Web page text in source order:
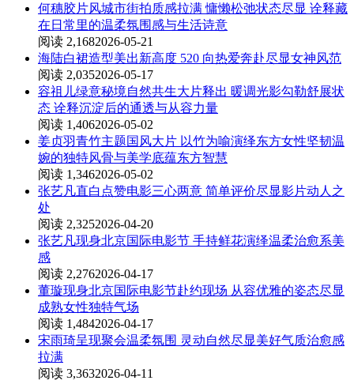
何穗胶片风城市街拍质感拉满 慵懒松弛状态尽显 诠释藏
在日常里的温柔氛围感与生活诗意
阅读 2,1682026-05-21
海陆白裙造型美出新高度 520 向热爱奔赴尽显女神风范
阅读 2,0352026-05-17
容祖儿绿意秘境自然共生大片释出 暖调光影勾勒舒展状
态 诠释沉淀后的通透与从容力量
阅读 1,4062026-05-02
姜贞羽青竹主题国风大片 以竹为喻演绎东方女性坚韧温
婉的独特风骨与美学底蕴东方智慧
阅读 1,3462026-05-02
张艺凡直白点赞电影三心两意 简单评价尽显影片动人之
处
阅读 2,3252026-04-20
张艺凡现身北京国际电影节 手持鲜花演绎温柔治愈系美
感
阅读 2,2762026-04-17
董璇现身北京国际电影节赴约现场 从容优雅的姿态尽显
成熟女性独特气场
阅读 1,4842026-04-17
宋雨琦呈现聚会温柔氛围 灵动自然尽显美好气质治愈感
拉满
阅读 3,3632026-04-11